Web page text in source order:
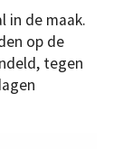
in de maak.
op de
tegen